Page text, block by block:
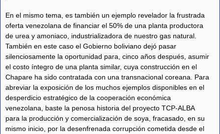
En el mismo tema, es también un ejemplo revelador la frustrada
oferta venezolana de financiar el 50% de una planta productora
de urea y amoniaco, industrializadora de nuestro gas natural.
También en este caso el Gobierno boliviano dejó pasar
silenciosamente la oportunidad para, cinco años después, asumir
el costo íntegro de una planta similar, cuya construcción en el
Chapare ha sido contratada con una transnacional coreana. Para
abreviar la exposición de los muchos ejemplos disponibles en el
desperdicio estratégico de la cooperación económica
venezolana, baste la penosa historia del proyecto TCP-ALBA
para la producción y comercialización de soya, fracasado, en su
mismo inicio, por la desenfrenada corrupción cometida desde el